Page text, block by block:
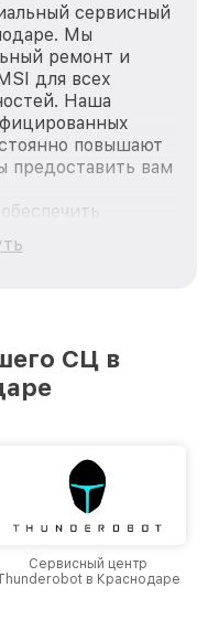
сервисный
Мы
ремонт и
для всех
Наша
повышают
предоставить вам
ремонт для
MSI, вне
MSI в городе
уровень
СЦ в
Сервисный центр
в Краснодаре